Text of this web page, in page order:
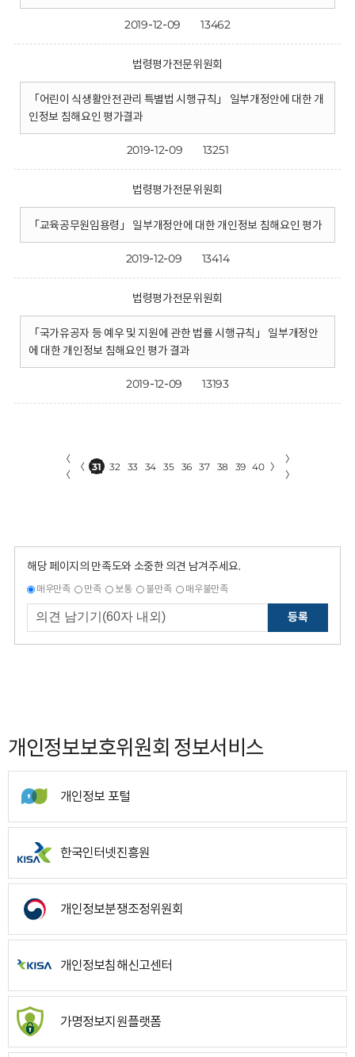
2019-12-09 13462
법령평가전문위원회
「어린이 식생활안전관리 특별법 시행규칙」 일부개정안에 대한 개
인정보 침해요인 평가결과
2019-12-09 13251
법령평가전문위원회
「교육공무원임용령」 일부개정안에 대한 개인정보 침해요인 평가
2019-12-09 13414
법령평가전문위원회
「국가유공자 등 예우 및 지원에 관한 법률 시행규칙」 일부개정안
에 대한 개인정보 침해요인 평가 결과
2019-12-09 13193
〈
〈
〈 31 32 33 34 35 36 37 38 39 40 〉
〉
〉
해당 페이지의 만족도와 소중한 의견 남겨주세요.
매우만족 만족 보통 불만족 매우불만족
등록
개인정보보호위원회 정보서비스
개인정보 포털
한국인터넷진흥원
개인정보분쟁조정위원회
개인정보침해신고센터
가명정보지원플랫폼